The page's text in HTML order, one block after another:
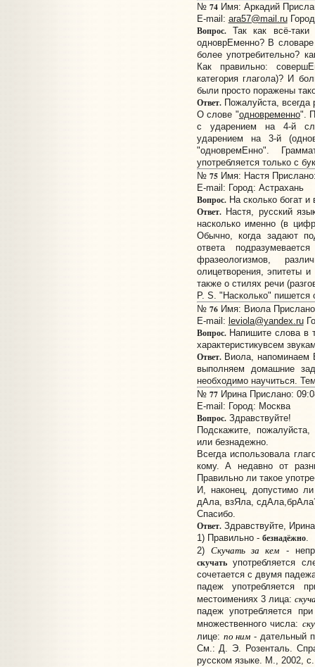
№ 74Имя: Аркадий
E-mail: ara57@mail.ru
Вопрос.Так как всё-таки
одноврЕменно? В
более употребительно?
Как правильно:
категория глагола)? И
были просто поражены
Ответ.Пожалуйста, всегда
О слове "одновременно".
с ударением на 4-й
ударением на 3-й
"одновремЕнно".
употребляется только с
№ 75Имя: Настя
E-mail: Город: Астрахань
Вопрос.На сколько богат и
Ответ.Настя, русский
насколько именно (в
Обычно, когда задают
ответа
фразеологизмов,
олицетворения, эпитеты
также о стилях речи
P. S. "Насколько" пишется
№ 76Имя: Виола
E-mail: leviola@yandex.ru
Вопрос.Напишите слова в
характеристикувсем
Ответ.Виола, напоминаем
выполняем домашние
необходимо научиться.
№ 77Ирина Прислано:
E-mail: Город: Москва
Вопрос.Здравствуйте!
Подскажите,
или безнадежно.
Всегда использовала
кому. А недавно от
Правильно ли такое
И, наконец, допустимо
дАла, взЯла,
Спасибо.
Ответ.Здравствуйте,
1) Правильно - безнадёжно.
2) Скучать за кем -
скучатьупотребляется
сочетается с двумя
падеж употребляется
местоимениях 3 лица:
падеж употребляется
множественного числа:
лице: по ним - дательный
См.: Д. Э. Розенталь.
русском языке. М., 2002,